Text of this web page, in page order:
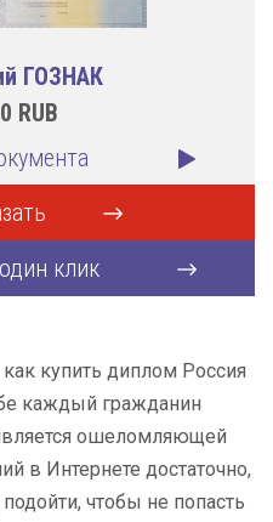
ГОЗНАК
RUB
клик
купить диплом Россия
каждый гражданин
ошеломляющей
в Интернете достаточно,
чтобы не попасть